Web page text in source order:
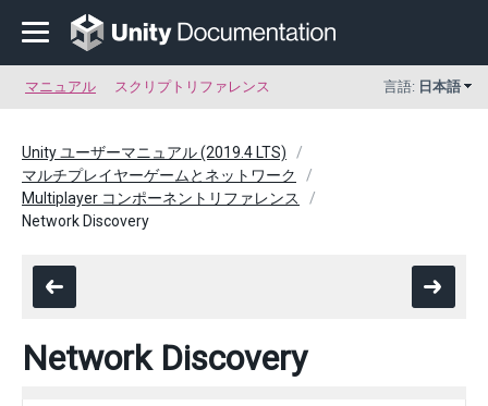
マニュアル スクリプトリファレンス 言語: 日本語
Unity ユーザーマニュアル (2019.4 LTS)
マルチプレイヤーゲームとネットワーク
Multiplayer コンポーネントリファレンス
Network Discovery
Network Discovery